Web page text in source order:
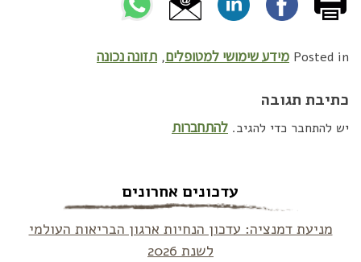
Posted in מידע שימושי למטופלים, תזונה נכונה
כתיבת תגובה
יש להתחבר כדי להגיב. להתחברות
עדכונים אחרונים
מניעת דמנציה: עדכון הנחיות ארגון הבריאות העולמי
לשנת 2026